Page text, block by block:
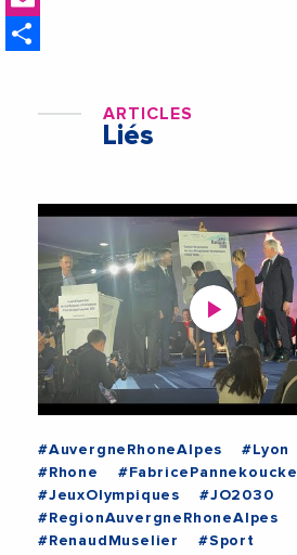
ARTICLES
Liés
#AuvergneRhoneAlpes
#Lyon
#Rhone
#FabricePannekoucke
#JeuxOlympiques
#JO2030
#RegionAuvergneRhoneAlpes
#RenaudMuselier
#Sport